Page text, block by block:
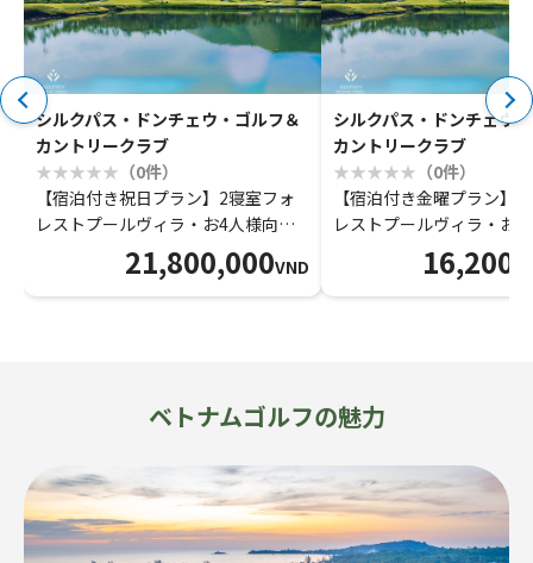
シルクパス・ドンチェウ・ゴルフ＆
カントリークラブ
（0件）
【宿泊付き祝日プラン】2寝室フォ
レストプールヴィラ・お4人様向け
21,800,000VND
シルクパス・ドンチェウ
カントリークラブ
（0件）
【宿泊付き金曜プラン】
レストプールヴィラ・お4
ベトナムゴルフの魅力